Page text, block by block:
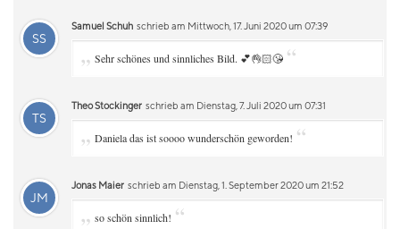
SS
Samuel Schuh schrieb am Mittwoch, 17. Juni 2020 um 07:39
„ Sehr schönes und sinnliches Bild. 💕👌🏻😘 “
TS
Theo Stockinger schrieb am Dienstag, 7. Juli 2020 um 07:31
„ Daniela das ist soooo wunderschön geworden! “
JM
Jonas Maier schrieb am Dienstag, 1. September 2020 um 21:52
„ so schön sinnlich! “